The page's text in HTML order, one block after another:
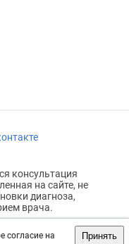
согласие на
Принять
консультация
на сайте, не
диагноза,
врача.